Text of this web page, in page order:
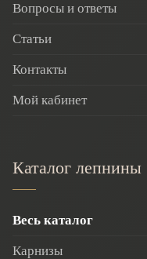
Вопросы и ответы
Статьи
Контакты
Мой кабинет
Каталог лепнины
Весь каталог
Карнизы